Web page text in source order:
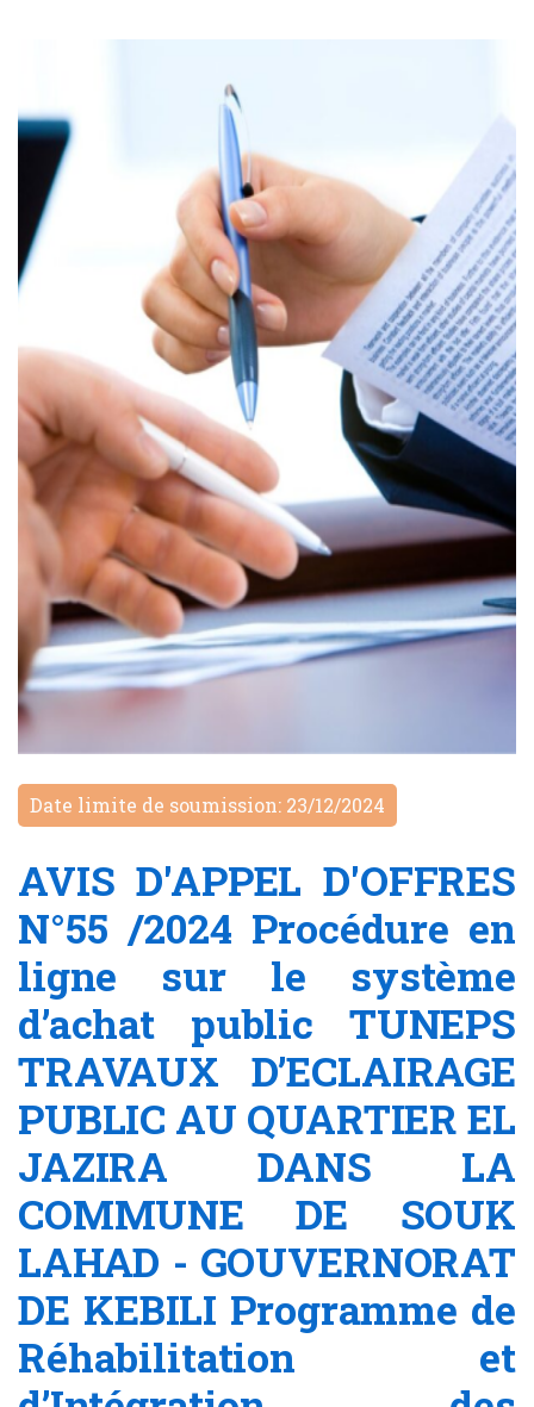
Date limite de soumission: 23/12/2024
AVIS D'APPEL D'OFFRES
N°55 /2024 Procédure en
ligne sur le système
d’achat public TUNEPS
TRAVAUX D’ECLAIRAGE
PUBLIC AU QUARTIER EL
JAZIRA DANS LA
COMMUNE DE SOUK
LAHAD - GOUVERNORAT
DE KEBILI Programme de
Réhabilitation et